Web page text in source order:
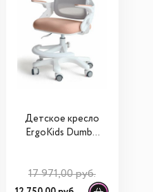
Детское кресло
ErgoKids Dumbo
17 971,00 руб.